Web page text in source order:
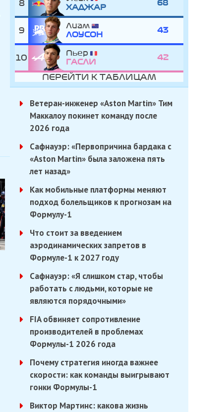
8
ХАДЖАР
68
9
Лиам
ЛОУСОН
43
10
Пьер
ГАСЛИ
42
ПЕРЕЙТИ К ТАБЛИЦАМ
Ветеран-инженер «Aston Martin» Тим
Маккалоу покинет команду после
2026 года
Сафнауэр: «Первопричина бардака с
«Aston Martin» была заложена пять
лет назад»
Как мобильные платформы меняют
подход болельщиков к прогнозам на
Формулу-1
Что стоит за введением
аэродинамических запретов в
Формуле-1 к 2027 году
Сафнауэр: «Я слишком стар, чтобы
работать с людьми, которые не
являются порядочными»
FIA обвиняет сопротивление
производителей в проблемах
Формулы-1 2026 года
Почему стратегия иногда важнее
скорости: как команды выигрывают
гонки Формулы-1
Виктор Мартинс: какова жизнь